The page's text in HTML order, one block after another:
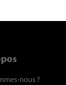
nous ?